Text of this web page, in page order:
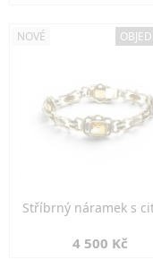
NOVÉ
Stříbrný náramek s
4 500 Kč